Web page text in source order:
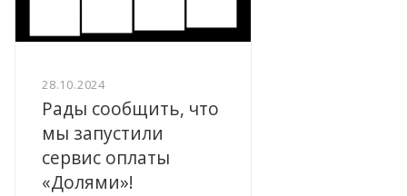
28.10.2024
Рады сообщить, что
мы запустили
сервис оплаты
«Долями»!